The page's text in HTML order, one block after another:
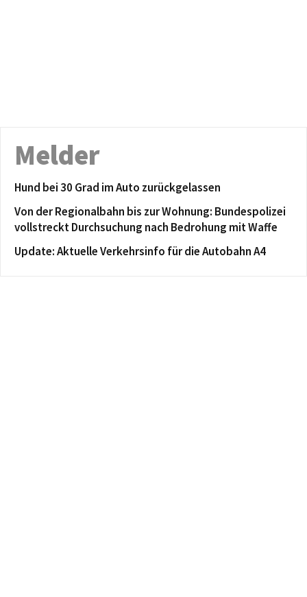
Melder
Hund bei 30 Grad im Auto zurückgelassen
Von der Regionalbahn bis zur Wohnung: Bundespolizei
vollstreckt Durchsuchung nach Bedrohung mit Waffe
Update: Aktuelle Verkehrsinfo für die Autobahn A4